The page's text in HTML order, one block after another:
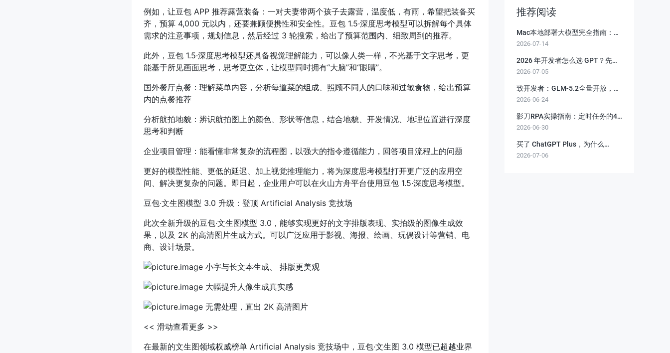
例如，让豆包 APP 推荐露营装备：一对夫妻带两个孩子去露营，温度低，有雨，希望把装备买
齐，预算 4,000 元以内，还要兼顾便携性和安全性。豆包 1.5·深度思考模型可以拆解每个具体
需求的注意事项，规划信息，然后经过 3 轮搜索，给出了预算范围内、细致周到的推荐。
此外，豆包 1.5·深度思考模型还具备视觉理解能力，可以像人类一样，不光基于文字思考，更
能基于所见画面思考，思考更立体，让模型同时拥有“大脑”和“眼睛”。
国外餐厅点餐：理解菜单内容，分析每道菜的组成、照顾不同人的口味和过敏食物，给出预算
内的点餐推荐
分析航拍地貌：辨识航拍图上的颜色、形状等信息，结合地貌、开发情况、地理位置进行深度
思考和判断
企业项目管理：能看懂非常复杂的流程图，以强大的指令遵循能力，回答项目流程上的问题
更好的模型性能、更低的延迟、加上视觉推理能力，将为深度思考模型打开更广泛的应用空
间、解决更复杂的问题。即日起，企业用户可以在火山方舟平台使用豆包 1.5·深度思考模型。
豆包·文生图模型 3.0 升级：登顶 Artificial Analysis 竞技场
此次全新升级的豆包·文生图模型 3.0，能够实现更好的文字排版表现、实拍级的图像生成效
果，以及 2K 的高清图片生成方式。可以广泛应用于影视、海报、绘画、玩偶设计等营销、电
商、设计场景。
小字与长文本生成、 排版更美观
大幅提升人像生成真实感
无需处理，直出 2K 高清图片
<< 滑动查看更多 >>
在最新的文生图领域权威榜单 Artificial Analysis 竞技场中，豆包·文生图 3.0 模型已超越业界
推荐阅读
Mac本地部署大模型完全指南：三
款工具实测对比，零成本替代付费
API
2026-07-14
2026 年开发者怎么选 GPT？先分
清 Plus、Pro、Codex 和 API
2026-07-05
致开发者：GLM-5.2全量开放，前
沿智能属于所有人
2026-06-24
影刀RPA实操指南：定时任务的4
种方案对比与夜间执行避坑完整指
南
2026-06-30
买了 ChatGPT Plus，为什么
Codex 和 API 还是提示没额度？一
2026-07-06